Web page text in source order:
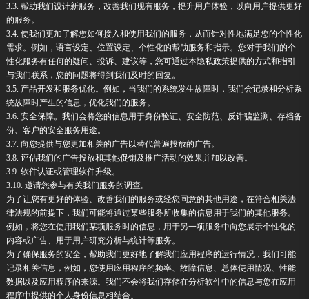
3.3. 帮助我们设计新服务，改善我们现有服务，提升用户体验，以向用户提供更好
的服务。
3.4. 使我们更加了解您如何接入和使用我们的服务，从而针对性地满足您的个性化
需求。例如，语言设定、位置设定、个性化的帮助服务和指示。您对于我们的个
性化服务有任何的疑问、投诉、建议等，您可通过本隐私政策提供的方式和指引
与我们联系，您的问题将得到我们及时的回复。
3.5. 产品开发和服务优化。例如，当我们的系统发生故障时，我们会记录和分析系
统故障时产生的信息，优化我们的服务。
3.6. 安全保障。我们会将您的信息用于身份验证、安全防范、反诈骗监测、存档备
份、客户的安全服务用途。
3.7. 向您提供与您更加相关的广告以替代普遍投放的广告。
3.8. 评估我们的广告投放和其他促销及推广活动的效果并加以改善。
3.9. 软件认证或管理软件升级。
3.10. 邀请您参与有关我们服务的调查。
为了让您有更好的体验、改善我们的服务或经您同意的其他用途，在符合相关法
律法规的前提下，我们可能将通过某些服务所收集的信息用于我们的其他服务。
例如，将您在使用我们某项服务时的信息，用于另一项服务中向您展示个性化的
内容或广告、用于用户研究分析与统计等服务。
为了确保服务的安全，帮助我们更好地了解我们应用程序的运行情况，我们可能
记录相关信息，例如，您使用应用程序的频率、故障信息、总体使用情况、性能
数据以及应用程序的来源。我们不会将我们存储在分析软件中的信息与您在应用
程序中提供的个人身份信息相结合。